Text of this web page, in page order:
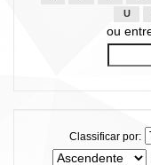
U
ou
Classificar por: